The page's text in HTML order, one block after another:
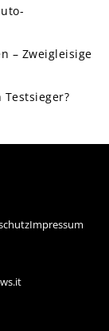
– Zweigleisige
Impressum